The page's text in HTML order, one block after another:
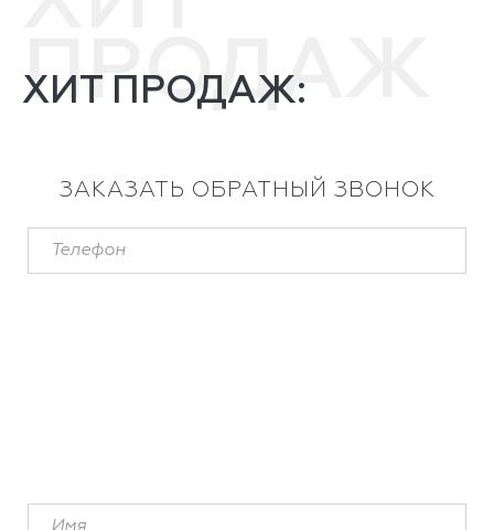
ПРОДАЖ
ХИТ ПРОДАЖ:
ЗАКАЗАТЬ ОБРАТНЫЙ ЗВОНОК